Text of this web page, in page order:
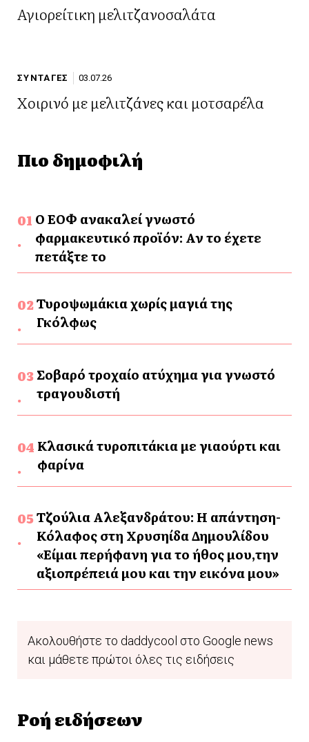
Αγιορείτικη μελιτζανοσαλάτα
ΣΥΝΤΑΓΕΣ 03.07.26
Χοιρινό με μελιτζάνες και μοτσαρέλα
Πιο δημοφιλή
Ο ΕΟΦ ανακαλεί γνωστό
φαρμακευτικό προϊόν: Αν το έχετε
πετάξτε το
Τυροψωμάκια χωρίς μαγιά της
Γκόλφως
Σοβαρό τροχαίο ατύχημα για γνωστό
τραγουδιστή
Κλασικά τυροπιτάκια με γιαούρτι και
φαρίνα
Τζούλια Αλεξανδράτου: Η απάντηση-
Κόλαφος στη Χρυσηίδα Δημουλίδου
«Είμαι περήφανη για το ήθος μου,την
αξιοπρέπειά μου και την εικόνα μου»
Ακολουθήστε το daddycool στο Google news
και μάθετε πρώτοι όλες τις ειδήσεις
Ροή ειδήσεων